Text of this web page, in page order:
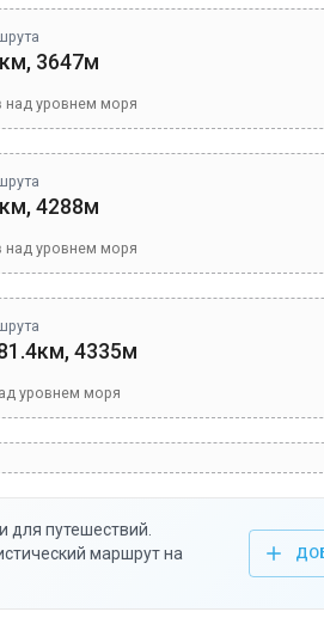
3647м
над уровнем моря
4288м
над уровнем моря
4335м
уровнем моря
для путешествий.
маршрут на